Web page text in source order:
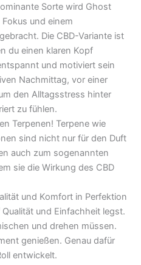
Sorte wird Ghost
und einem
Die CBD-Variante ist
du einen klaren Kopf
und motiviert sein
Nachmittag, vor einer
den Alltagsstress hinter
zu fühlen.
Terpenen! Terpene wie
sind nicht nur für den Duft
auch zum sogenannten
sie die Wirkung des CBD
und Komfort in Perfektion
und Einfachheit legst.
und drehen müssen.
genießen. Genau dafür
entwickelt.